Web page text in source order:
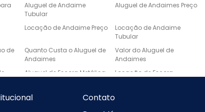
Aluguel de Andaime
Tubular
Aluguel de Andaimes Preço
Locação de Andaime Preço
Locação de Andaime
Tubular
de
Quanto Custa o Aluguel de
Andaimes
Valor do Aluguel de
Andaimes
Aluguel de Escora Metálica
Locação de Escora
Escada de Mármore Preço
Contato